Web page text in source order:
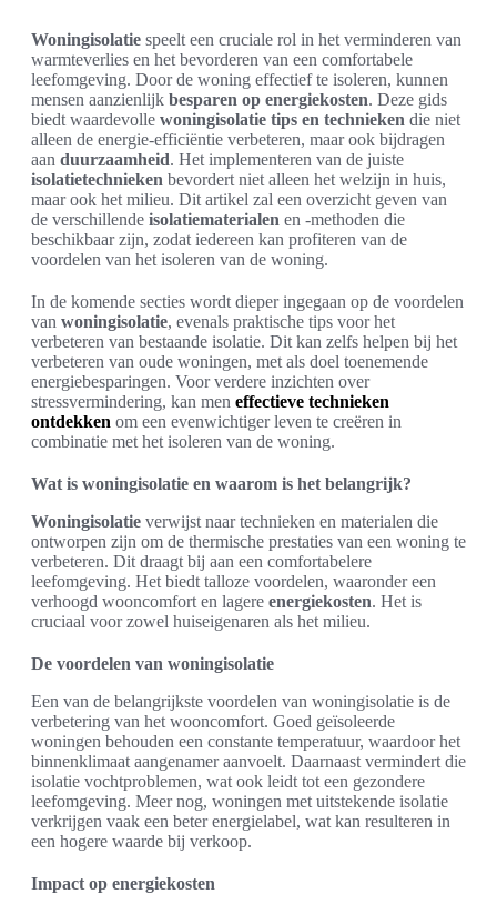
Woningisolatie speelt een cruciale rol in het verminderen van
warmteverlies en het bevorderen van een comfortabele
leefomgeving. Door de woning effectief te isoleren, kunnen
mensen aanzienlijk besparen op energiekosten. Deze gids
biedt waardevolle woningisolatie tips en technieken die niet
alleen de energie-efficiëntie verbeteren, maar ook bijdragen
aan duurzaamheid. Het implementeren van de juiste
isolatietechnieken bevordert niet alleen het welzijn in huis,
maar ook het milieu. Dit artikel zal een overzicht geven van
de verschillende isolatiematerialen en -methoden die
beschikbaar zijn, zodat iedereen kan profiteren van de
voordelen van het isoleren van de woning.
In de komende secties wordt dieper ingegaan op de voordelen
van woningisolatie, evenals praktische tips voor het
verbeteren van bestaande isolatie. Dit kan zelfs helpen bij het
verbeteren van oude woningen, met als doel toenemende
energiebesparingen. Voor verdere inzichten over
stressvermindering, kan men effectieve technieken
ontdekken om een evenwichtiger leven te creëren in
combinatie met het isoleren van de woning.
Wat is woningisolatie en waarom is het belangrijk?
Woningisolatie verwijst naar technieken en materialen die
ontworpen zijn om de thermische prestaties van een woning te
verbeteren. Dit draagt bij aan een comfortabelere
leefomgeving. Het biedt talloze voordelen, waaronder een
verhoogd wooncomfort en lagere energiekosten. Het is
cruciaal voor zowel huiseigenaren als het milieu.
De voordelen van woningisolatie
Een van de belangrijkste voordelen van woningisolatie is de
verbetering van het wooncomfort. Goed geïsoleerde
woningen behouden een constante temperatuur, waardoor het
binnenklimaat aangenamer aanvoelt. Daarnaast vermindert die
isolatie vochtproblemen, wat ook leidt tot een gezondere
leefomgeving. Meer nog, woningen met uitstekende isolatie
verkrijgen vaak een beter energielabel, wat kan resulteren in
een hogere waarde bij verkoop.
Impact op energiekosten